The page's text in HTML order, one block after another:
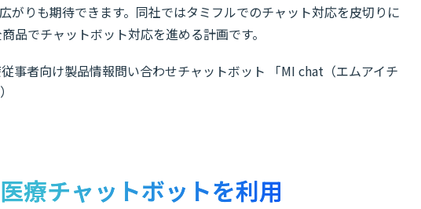
がりも期待できます。同社ではタミフルでのチャット対応を皮切りに
品でチャットボット対応を進める計画です。
従事者向け製品情報問い合わせチャットボット 「MI chat（エムアイチ
療チャットボットを利用